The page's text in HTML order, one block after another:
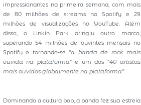
impressionantes na primeira semana, com mais
de 80 milhões de streams no Spotify e 29
milhões de visualizações no YouTube. Além
disso, o Linkin Park atingiu outro marco,
superando 54 milhões de ouvintes mensais no
Spotify e tornando-se “a banda de rock mais
ouvida na plataforma” e um dos “40 artistas
mais ouvidos globalmente na plataforma”.
Dominando a cultura pop, a banda fez sua estreia